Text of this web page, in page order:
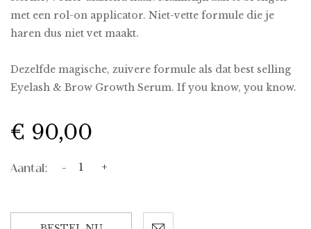
met een rol-on applicator. Niet-vette formule die je
haren dus niet vet maakt.
Dezelfde magische, zuivere formule als dat best selling
Eyelash & Brow Growth Serum. If you know, you know.
€ 90,00
Aantal: - +